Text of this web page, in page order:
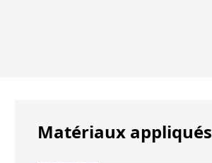
Matériaux appliqués